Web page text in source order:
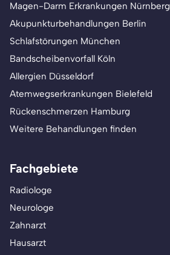
Magen-Darm Erkrankungen Nürnberg
Akupunkturbehandlungen Berlin
Schlafstörungen München
Bandscheibenvorfall Köln
Allergien Düsseldorf
Atemwegserkrankungen Bielefeld
Rückenschmerzen Hamburg
Weitere Behandlungen finden
Fachgebiete
Radiologe
Neurologe
Zahnarzt
Hausarzt